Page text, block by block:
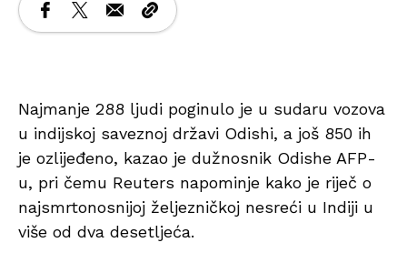
Najmanje 288 ljudi poginulo je u sudaru vozova
u indijskoj saveznoj državi Odishi, a još 850 ih
je ozlijeđeno, kazao je dužnosnik Odishe AFP-
u, pri čemu Reuters napominje kako je riječ o
najsmrtonosnijoj željezničkoj nesreći u Indiji u
više od dva desetljeća.